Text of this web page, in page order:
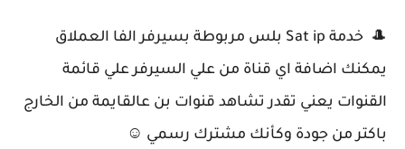
🎩 خدمة Sat ip بلس مربوطة بسيرفر الفا العملاق
يمكنك اضافة اي قناة من علي السيرفر علي قائمة
القنوات يعني تقدر تشاهد قنوات بن عالقايمة من الخارج
باكتر من جودة وكأنك مشترك رسمي ☺️